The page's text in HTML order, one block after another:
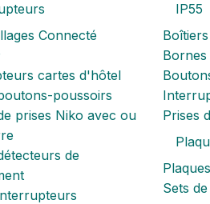
Connecté
cartes d'hôtel
poussoirs
prises Niko avec ou
de
IP55
Bornes
Prises
Sets